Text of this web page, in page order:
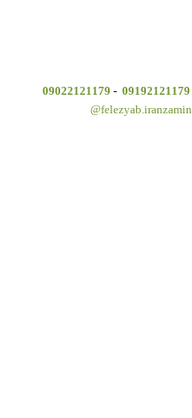
09192121179
-
09022121179
felezyab.iranzamin@